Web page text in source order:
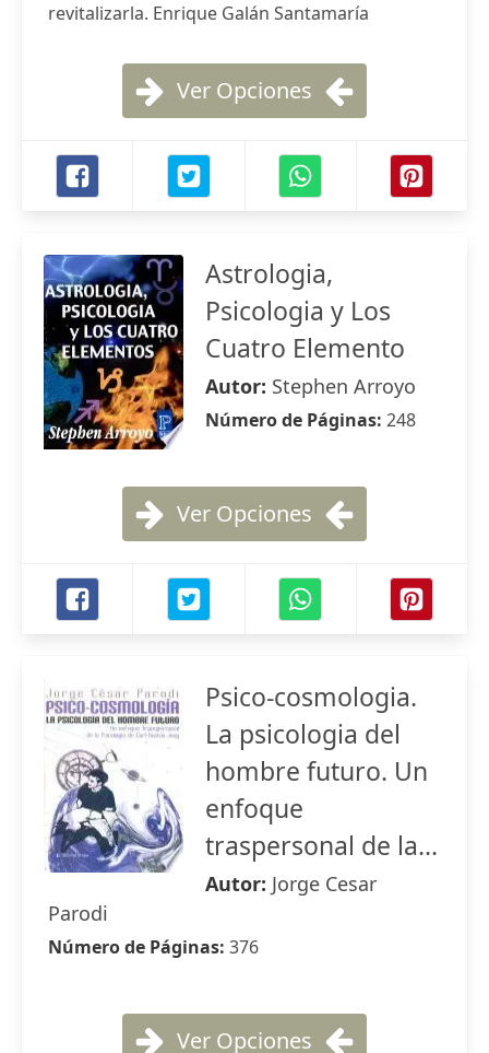
revitalizarla. Enrique Galán Santamaría
Ver Opciones
Astrologia,
Psicologia y Los
Cuatro Elemento
Autor: Stephen Arroyo
Número de Páginas: 248
Ver Opciones
Psico-cosmologia.
La psicologia del
hombre futuro. Un
enfoque
traspersonal de la...
Autor: Jorge Cesar
Parodi
Número de Páginas: 376
Ver Opciones